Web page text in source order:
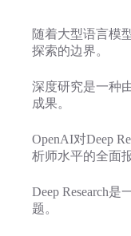
随着大型语言模
探索的边界。
深度研究是一种
成果。
OpenAI对Deep
析师水平的全面报
Deep Research
题。